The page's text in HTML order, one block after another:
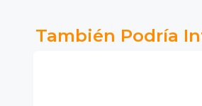
También Podría